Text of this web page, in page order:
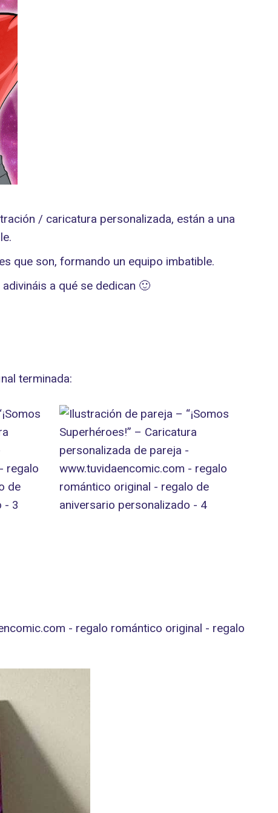
/ caricatura personalizada, están a una
que son, formando un equipo imbatible.
a qué se dedican 🙂
terminada: